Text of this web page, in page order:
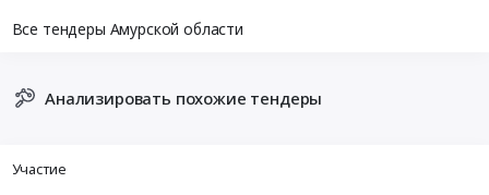
Все тендеры Амурской области
Анализировать похожие тендеры
Участие